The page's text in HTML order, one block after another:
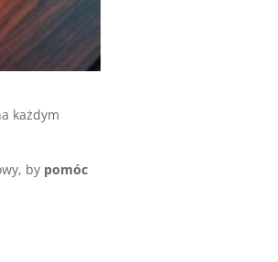
każdym
by pomóc